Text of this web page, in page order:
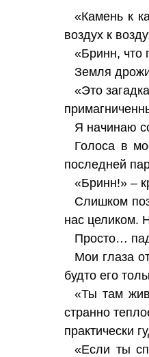
«Камень к
воздух к
«Бринн, что
Земля
«Это
Я начинаю
Голоса в
последней
«Бринн!» –
Слишком
нас целиком.
Просто…
Мои глаза
будто его
«Ты там
странно
практически
«Если ты